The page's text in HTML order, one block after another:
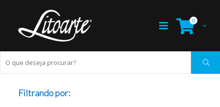
0
Filtrando por: